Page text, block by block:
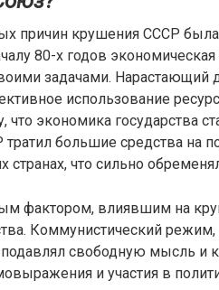
причин крушения СССР
80-х годов
задачами.
использование
что экономика государства
большие средства на
странах, что сильно
фактором, влиявшим на
Коммунистический
свободную мысль и
и участия в